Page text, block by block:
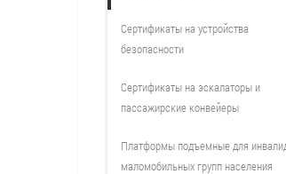
Сертификаты на устройства
безопасности
Сертификаты на эскалаторы и
пассажирские конвейеры
Платформы подъемные для
маломобильных групп населения